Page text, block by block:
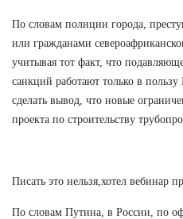
По словам полиции города,
или гражданами
учитывая тот факт, что
санкций работают только в
сделать вывод, что новые
проекта по строительству
Писать это нельзя,хотел вебинар
По словам Путина, в России, по